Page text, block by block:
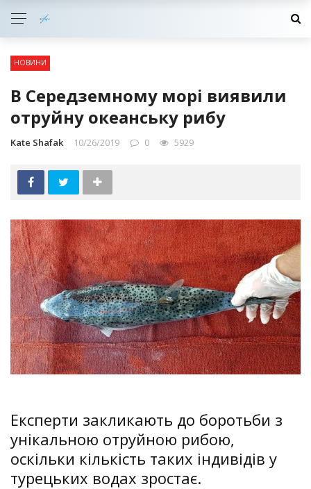
НОВИНИ
В Середземному морі виявили
отруйну океанську рибу
Kate Shafak 10/26/2019 0 5929
Експерти закликають до боротьби з
унікальною отруйною рибою,
оскільки кількість таких індивідів у
турецьких водах зростає.